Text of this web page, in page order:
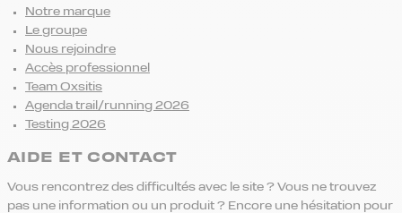
Notre marque
Le groupe
Nous rejoindre
Accès professionnel
Team Oxsitis
Agenda trail/running 2026
Testing 2026
AIDE ET CONTACT
Vous rencontrez des difficultés avec le site ? Vous ne trouvez
pas une information ou un produit ? Encore une hésitation pour